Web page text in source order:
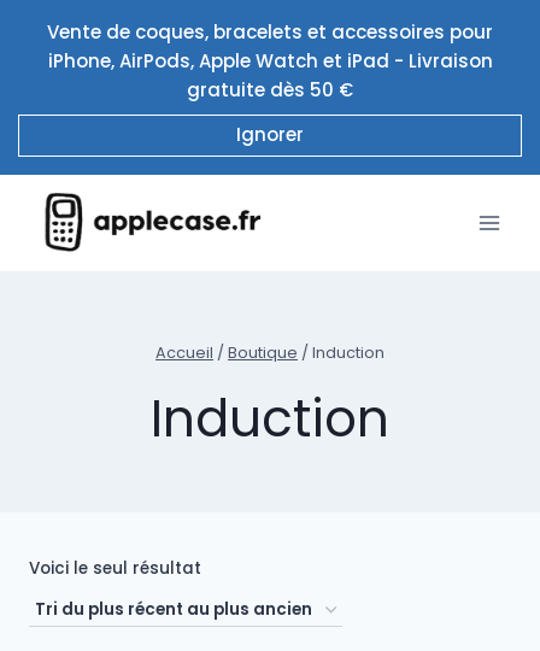
contenu
Vente de coques, bracelets et accessoires pour
iPhone, AirPods, Apple Watch et iPad - Livraison
gratuite dès 50 €
Ignorer
Accueil / Boutique / Induction
Induction
Voici le seul résultat